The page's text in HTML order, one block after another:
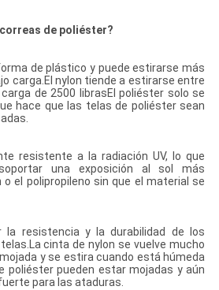
de poliéster?
de plástico y puede estirarse más
carga.El nylon tiende a estirarse entre
de 2500 librasEl poliéster solo se
hace que las telas de poliéster sean
resistente a la radiación UV, lo que
una exposición al sol más
o el polipropileno sin que el material se
la resistencia y la durabilidad de los
cinta de nylon se vuelve mucho
y se estira cuando está húmeda
poliéster pueden estar mojadas y aún
para las ataduras.